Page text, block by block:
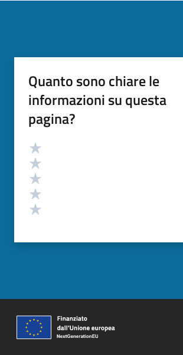
Quanto sono chiare le
informazioni su questa
pagina?
Valutazione